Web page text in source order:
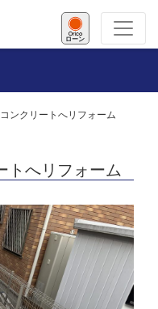
ローン
ンクリートへリフォーム
トへリフォーム